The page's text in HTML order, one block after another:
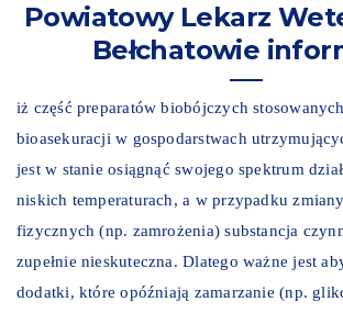
Powiatowy Lekarz
Bełchatowie
iż część preparatów biobójczych
bioasekuracji w gospodarstwach
jest w stanie osiągnąć swojego spektrum
niskich temperaturach, a w przypadku
fizycznych (np. zamrożenia) substancja
zupełnie nieskuteczna. Dlatego ważne jest
dodatki, które opóźniają zamarzanie (np.